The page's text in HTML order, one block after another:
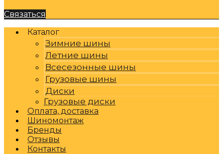
Связаться
Каталог
Зимние шины
Летние шины
Всесезонные шины
Грузовые шины
Диски
Грузовые диски
Оплата, доставка
Шиномонтаж
Бренды
Отзывы
Контакты